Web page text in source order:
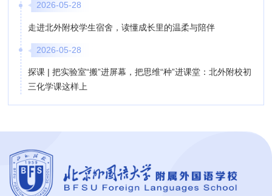
2026-05-28
走进北外附校学生宿舍，读懂成长里的温柔与陪伴
2026-05-28
探课 | 把实验室“搬”进屏幕，把思维“种”进课堂：北外附校初
三化学课这样上